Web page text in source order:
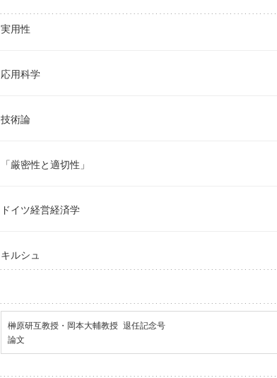
実用性
応用科学
技術論
「厳密性と適切性」
ドイツ経営経済学
キルシュ
榊原研互教授・岡本大輔教授 退任記念号
論文